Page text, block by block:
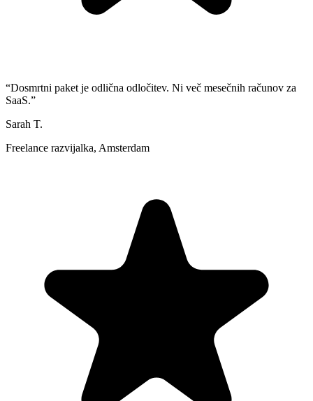
“Dosmrtni paket je odlična odločitev. Ni več mesečnih računov za
SaaS.”
Sarah T.
Freelance razvijalka, Amsterdam